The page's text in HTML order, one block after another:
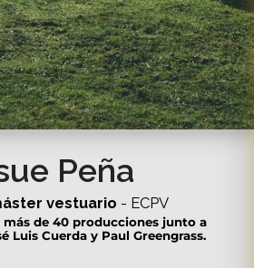
Peña
vestuario - ECPV
de 40 producciones junto a
Luis Cuerda y Paul Greengrass.